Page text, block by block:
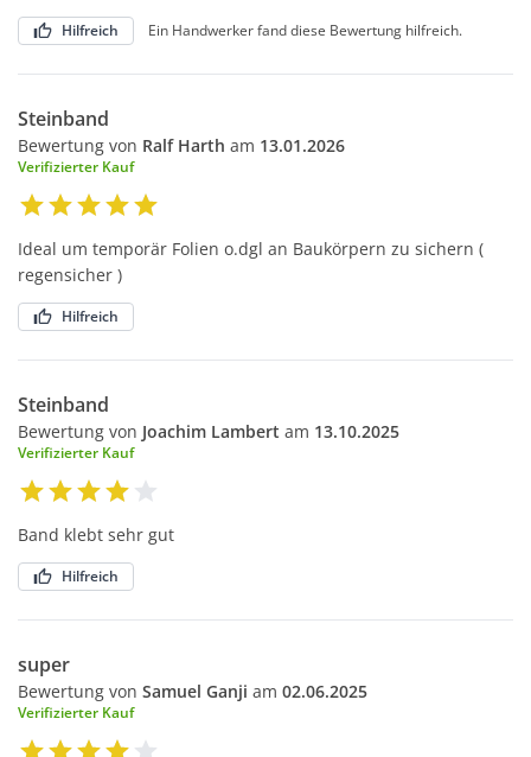
Hilfreich Ein Handwerker fand diese Bewertung hilfreich.
Steinband
Bewertung von Ralf Harth am 13.01.2026
Verifizierter Kauf
Ideal um temporär Folien o.dgl an Baukörpern zu sichern (
regensicher )
Hilfreich
Steinband
Bewertung von Joachim Lambert am 13.10.2025
Verifizierter Kauf
Band klebt sehr gut
Hilfreich
super
Bewertung von Samuel Ganji am 02.06.2025
Verifizierter Kauf